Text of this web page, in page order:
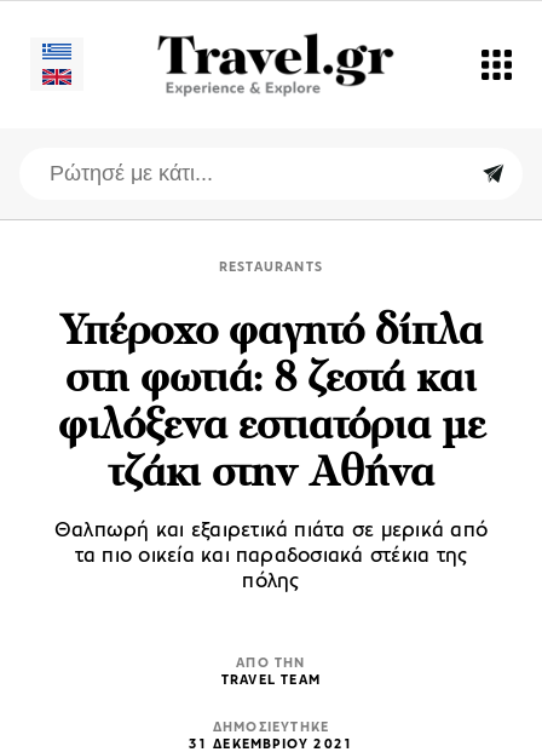
RESTAURANTS
Υπέροχο φαγητό δίπλα
στη φωτιά: 8 ζεστά και
φιλόξενα εστιατόρια με
τζάκι στην Αθήνα
Θαλπωρή και εξαιρετικά πιάτα σε μερικά από
τα πιο οικεία και παραδοσιακά στέκια της
πόλης
ΑΠΟ ΤΗΝ
TRAVEL TEAM
ΔΗΜΟΣΙΕΥΤΗΚΕ
31 ΔΕΚΕΜΒΡΙΟΥ 2021